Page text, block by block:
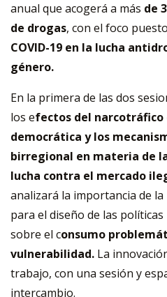
anual que acogerá a más de
de drogas, con el foco
COVID-19 en la lucha
género.
En la primera de las dos
los efectos del
democrática y los
birregional en materia de
lucha contra el mercado
analizará la importancia de
para el diseño de las
sobre el consumo
vulnerabilidad. La
trabajo, con una sesión y
intercambio.